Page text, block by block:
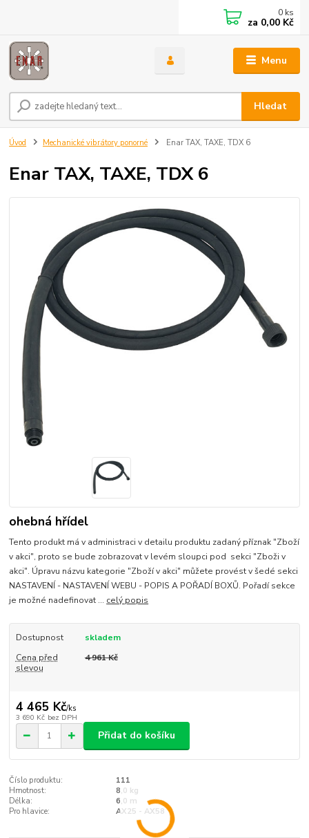
Menu
Hledat
0 ks
za 0,00 Kč
Úvod Mechanické vibrátory ponorné Enar TAX, TAXE, TDX 6
Enar TAX, TAXE, TDX 6
ohebná hřídel
Tento produkt má v administraci v detailu produktu zadaný příznak "Zboží
v akci", proto se bude zobrazovat v levém sloupci pod sekci "Zboži v
akci". Úpravu názvu kategorie "Zboží v akci" můžete provést v šedé sekci
NASTAVENÍ - NASTAVENÍ WEBU - POPIS A POŘADÍ BOXŮ. Pořadí sekce
je možné nadefinovat ... celý popis
Dostupnost
skladem
Cena před
slevou
4 961 Kč
4 465 Kč/ks
3 690 Kč bez DPH
Přidat do košíku
Číslo produktu:
111
Hmotnost:
8,0 kg
Délka:
6,0 m
Pro hlavice:
AX25 - AX58